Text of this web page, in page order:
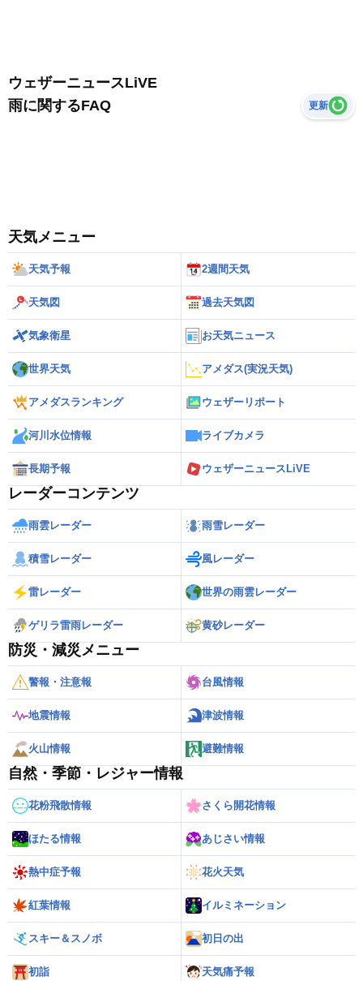
ウェザーニュースLiVE
雨に関するFAQ
更新
天気メニュー
天気予報 2週間天気
天気図 過去天気図
気象衛星 お天気ニュース
世界天気 アメダス(実況天気)
アメダスランキング ウェザーリポート
河川水位情報 ライブカメラ
長期予報 ウェザーニュースLiVE
レーダーコンテンツ
雨雲レーダー 雨雪レーダー
積雪レーダー 風レーダー
雷レーダー 世界の雨雲レーダー
ゲリラ雷雨レーダー 黄砂レーダー
防災・減災メニュー
警報・注意報 台風情報
地震情報 津波情報
火山情報 避難情報
自然・季節・レジャー情報
花粉飛散情報 さくら開花情報
ほたる情報 あじさい情報
熱中症予報 花火天気
紅葉情報 イルミネーション
スキー＆スノボ 初日の出
初詣 天気痛予報